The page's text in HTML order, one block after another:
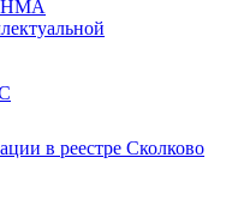
НМА
в реестре Сколково